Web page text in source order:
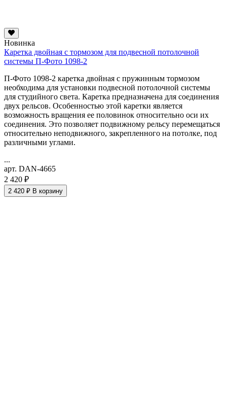
Новинка
Каретка двойная с тормозом для подвесной потолочной
системы П-Фото 1098-2
П-Фото 1098-2 каретка двойная с пружинным тормозом
необходима для установки подвесной потолочной системы
для студийного света. Каретка предназначена для соединения
двух рельсов. Особенностью этой каретки является
возможность вращения ее половинок относительно оси их
соединения. Это позволяет подвижному рельсу перемещаться
относительно неподвижного, закрепленного на потолке, под
различными углами.
...
арт. DAN-4665
2 420 ₽
2 420 ₽ В корзину